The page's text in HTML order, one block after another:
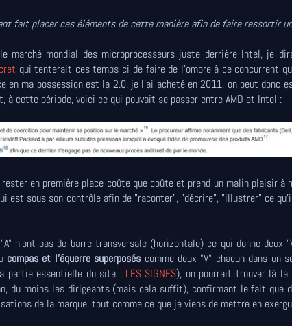
fait placer ces éléments de cette manière afin de faire ressortir
marché mondial des microprocesseurs juste derrière Intel, je
qui tenterait ces temps-ci de faire de l'ombre à ce concurrent
en ma possession est la 2.0, je l'ai acheté en 2011, on peut donc
cette période, voici ce qui pouvait se passer entre AMD et Intel :
en première place coûte que coûte et prend un malin plaisir à
est sous son contrôle afin de "raconter", "décrire", "illustrer" ce
n'ont pas de barre transversale (horizontale) ce qui donne deux
compas et l'équerre superposés comme deux "V" chacun dans un
partie essentielle du site : LES SIGNES), on pourrait trouver là la
du moins les dirigeants (mais cela suffit), confirmant le fait que
de la marque, tout comme ce que je viens de mettre en